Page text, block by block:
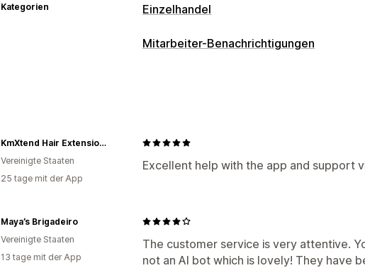
Kategorien Einzelhandel
POS
Mehrere Standorte
HR-Tools
Mitarbeiter-Benachrichtigungen
Anpassung
Excellent help with the app and support
KmXtend Hair Extensions
Vereinigte Staaten
25 tage mit der App
The customer service is very attentive.
not an AI bot which is lovely! They have
Maya’s Brigadeiro
Vereinigte Staaten
13 tage mit der App